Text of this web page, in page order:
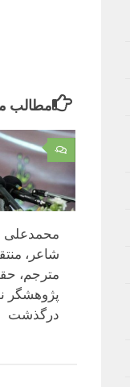
مطالب
۰
محمدعلی
شاعر،
مترجم،
پژوهشگر
درگذشت